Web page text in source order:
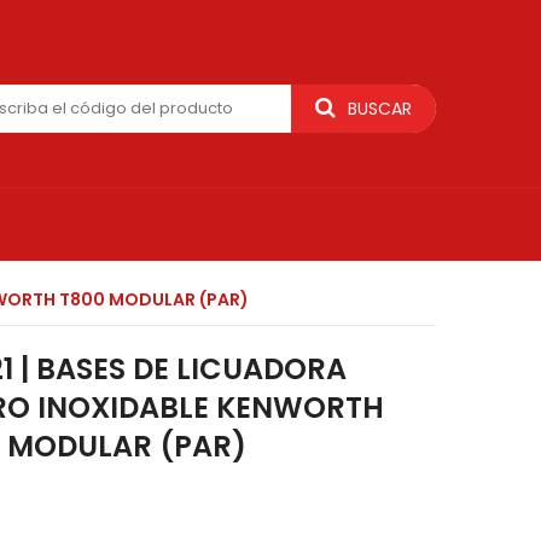
BUSCAR
T800 MODULAR (PAR)
| BASES DE LICUADORA
INOXIDABLE KENWORTH
(PAR)